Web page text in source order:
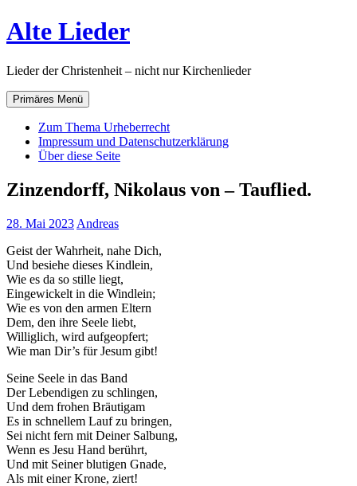
Zum
Inhalt
Alte Lieder
Lieder der Christenheit – nicht nur Kirchenlieder
Primäres Menü
Zum Thema Urheberrecht
Impressum und Datenschutzerklärung
Über diese Seite
Zinzendorff, Nikolaus von – Tauflied.
28. Mai 2023 Andreas
Geist der Wahrheit, nahe Dich,
Und besiehe dieses Kindlein,
Wie es da so stille liegt,
Eingewickelt in die Windlein;
Wie es von den armen Eltern
Dem, den ihre Seele liebt,
Williglich, wird aufgeopfert;
Wie man Dir’s für Jesum gibt!
Seine Seele in das Band
Der Lebendigen zu schlingen,
Und dem frohen Bräutigam
Es in schnellem Lauf zu bringen,
Sei nicht fern mit Deiner Salbung,
Wenn es Jesu Hand berührt,
Und mit Seiner blutigen Gnade,
Als mit einer Krone, ziert!